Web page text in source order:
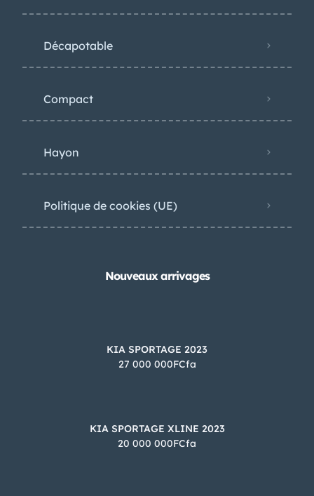
Décapotable
Compact
Hayon
Politique de cookies (UE)
Nouveaux arrivages
KIA SPORTAGE 2023
27 000 000FCfa
KIA SPORTAGE XLINE 2023
20 000 000FCfa